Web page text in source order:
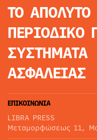
ΤΟ ΑΠΟΛΥΤΟ
ΠΕΡΙΟΔΙΚΟ
ΣΥΣΤΗΜΑΤΑ
ΑΣΦΑΛΕΙΑΣ
ΕΠΙΚΟΙΝΩΝΙΑ
LIBRA PRESS
Μεταμορφώσεως 11,